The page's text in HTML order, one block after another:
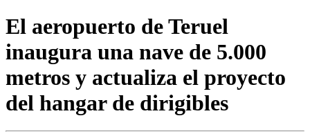
El aeropuerto de Teruel
inaugura una nave de 5.000
metros y actualiza el proyecto
del hangar de dirigibles